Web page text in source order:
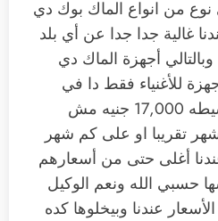
من انواع الماك بوك دي
‏غالية جدا جدا عن أي بلد
أجهزة الماك دي
‏للأغنياء فقط دا ‏في
واحد منهم ‏تقسيطه ‏17,000 جنيه ‏مش
على 12 شهر تقريبا او على كم شهر
‏أغلى حتى من أسعارهم
‏حسبي الله ونعم الوكيل
عندنا وبيخلوها كده